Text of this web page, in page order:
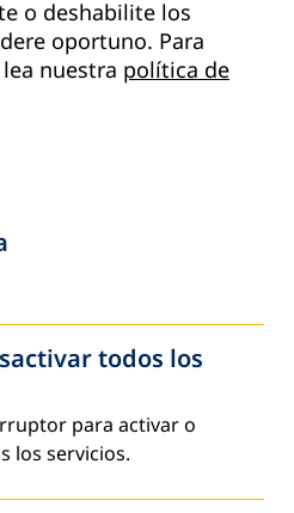
demasiado frecuente a
el dióxido de carbono como
de asociar el cambio climático
abusiva de recursos
de desechos, uno
de dióxido de
de educadores comunitarios
la necesidad de revisar
realizada hasta ahora. Es
haberse agravado, pero
labor culturalmente
local, habría sido mucho
que de otro modo
o deshabilite los
oportuno. Para
nuestra política de
todos los
para activar o
los servicios.